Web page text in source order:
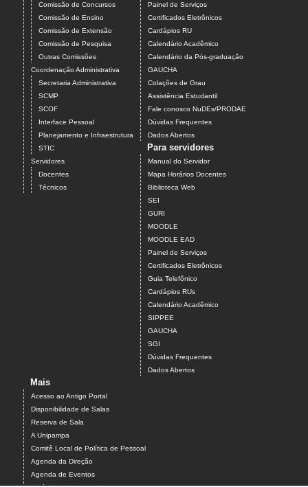
Comissão de Concursos
Comissão de Ensino
Comissão de Extensão
Comissão de Pesquisa
Outras Comissões
Coordenação Administrativa
Secretaria Administrativa
SCMP
SCOF
Interface Pessoal
Planejamento e Infraestrutura
STIC
Servidores
Docentes
Técnicos
Painel de Serviços
Certificados Eletrônicos
Cardápios RU
Calendário Acadêmico
Calendário da Pós-graduação
GAUCHA
Colações de Grau
Assistência Estudantil
Fale conosco NuDEs/PRODAE
Dúvidas Frequentes
Dados Abertos
Para servidores
Manual do Servidor
Mapa Horários Docentes
Biblioteca Web
SEI
GURI
MOODLE
MOODLE EAD
Painel de Serviços
Certificados Eletrônicos
Guia Telefônico
Cardápios RUs
Calendário Acadêmico
SIPPEE
GAUCHA
SGI
Dúvidas Frequentes
Dados Abertos
Mais
Acesso ao Antigo Portal
Disponibilidade de Salas
Reserva de Sala
A Unipampa
Comitê Local de Política de Pessoal
Agenda da Direção
Agenda de Eventos